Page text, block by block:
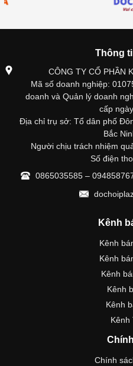
Thông
CÔNG TY CỔ PHẦN
Mã số doanh nghiệp:
doanh và Quản lý doanh
cấp
Địa chỉ trụ sở: Tổ dân phố
Bắc
Người chịu trách nhiệm
Số điện
0865035585 –
Kênh
Kênh
Kênh
Kênh
Kênh
Kênh
Kênh
Chính